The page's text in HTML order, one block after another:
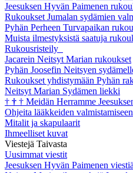
Jeesuksen Hyvän Paimenen
Rukoukset Jumalan sydämien
Pyhän Perheen Turvapaikan
Muista ilmestyksistä saatuja
Rukousristeily
Jacarein Neitsyt Marian rukoukset
Pyhän Joosefin Neitsyen
Rukoukset yhdistymään Pyhän
Neitsyt Marian Sydämen liekki
† † † Meidän Herramme
Ohjeita lääkkeiden valmistamiseen
Mitalit ja skapulaarit
Ihmeelliset kuvat
Viestejä Taivasta
Uusimmat viestit
Jeesuksen Hyvän Paimenen